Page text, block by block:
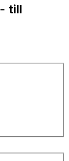
till